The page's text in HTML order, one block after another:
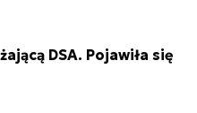
DSA. Pojawiła się